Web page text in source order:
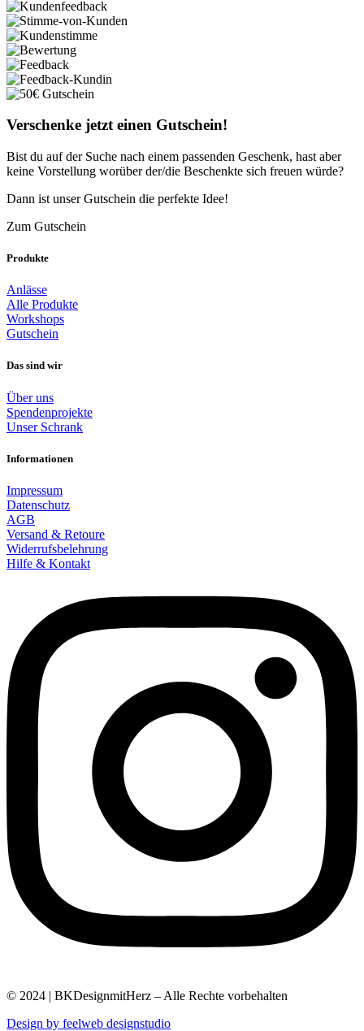
Verschenke jetzt einen Gutschein!
Bist du auf der Suche nach einem passenden Geschenk, hast aber
keine Vorstellung worüber der/die Beschenkte sich freuen würde?
Dann ist unser Gutschein die perfekte Idee!
Zum Gutschein
Produkte
Anlässe
Alle Produkte
Workshops
Gutschein
Das sind wir
Über uns
Spendenprojekte
Unser Schrank
Informationen
Impressum
Datenschutz
AGB
Versand & Retoure
Widerrufsbelehrung
Hilfe & Kontakt
© 2024 | BKDesignmitHerz – Alle Rechte vorbehalten
Design by feelweb designstudio